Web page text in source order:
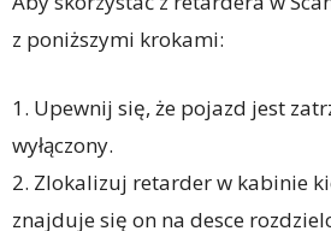
z poniższymi krokami:
1. Upewnij się, że pojazd jest
wyłączony.
2. Zlokalizuj retarder w kabinie
znajduje się on na desce